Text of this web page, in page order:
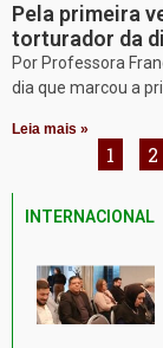
Pela primeira
torturador da
Por Professora
dia que marcou a
Leia mais »
1 2
INTERNACIONAL